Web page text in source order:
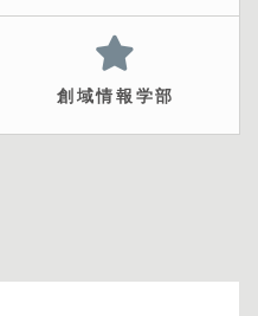
創域情報学部